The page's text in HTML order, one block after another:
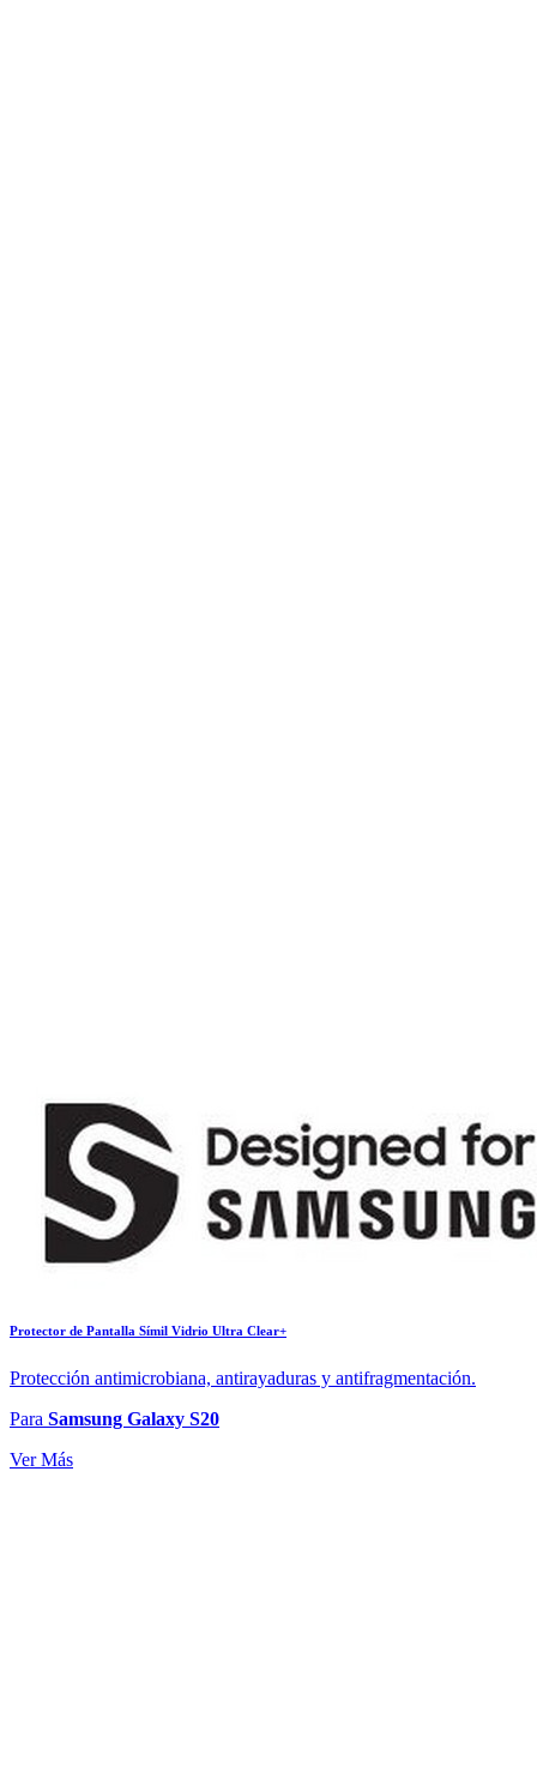
Protector de Pantalla Símil Vidrio Ultra Clear+
Protección antimicrobiana, antirayaduras y antifragmentación.
Para Samsung Galaxy S20
Ver Más